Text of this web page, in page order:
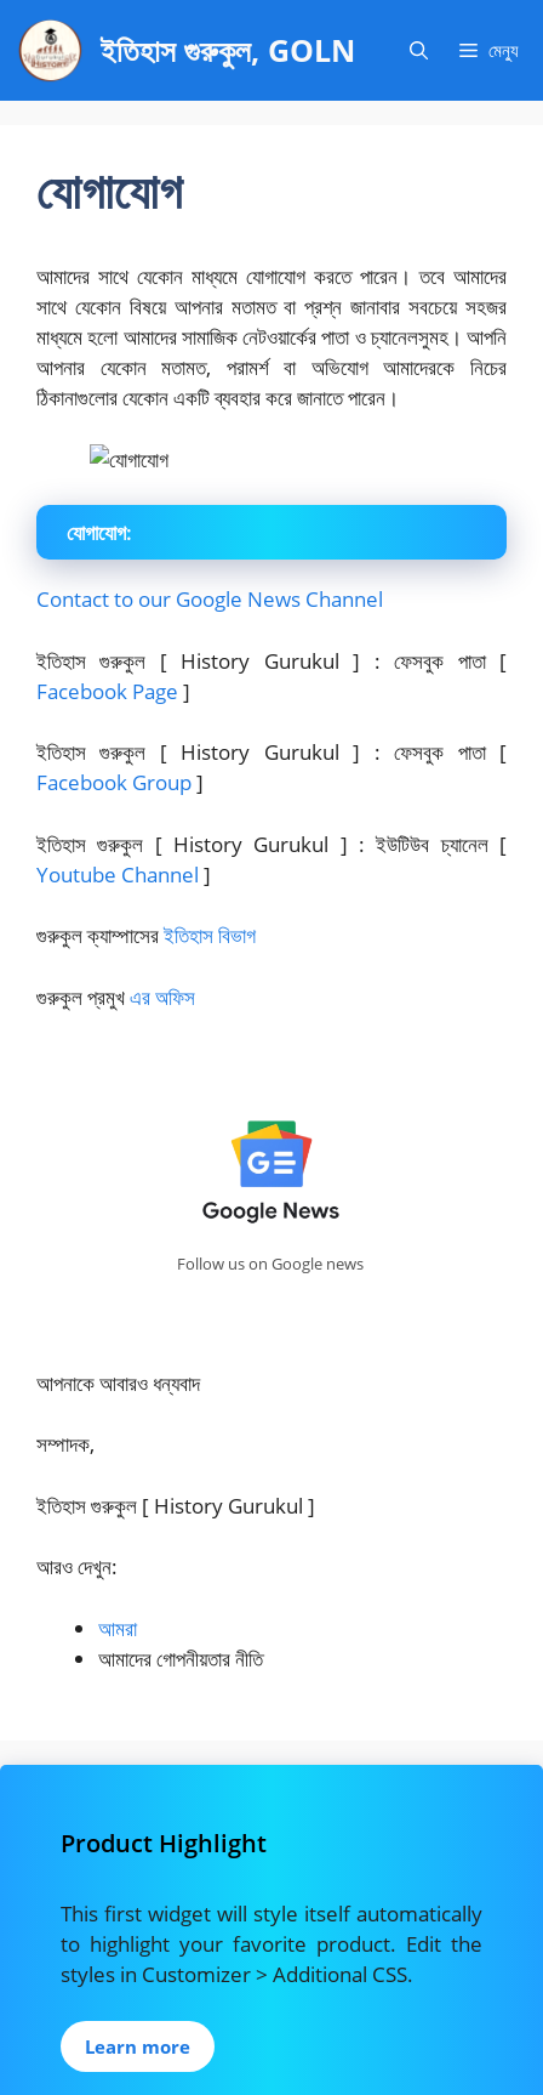
লেখায়
ইতিহাস গুরুকুল, GOLN মেন্যু
যোগাযোগ
আমাদের সাথে যেকোন মাধ্যমে যোগাযোগ করতে পারেন। তবে আমাদের
সাথে যেকোন বিষয়ে আপনার মতামত বা প্রশ্ন জানাবার সবচেয়ে সহজর
মাধ্যমে হলো আমাদের সামাজিক নেটওয়ার্কের পাতা ও চ্যানেলসুমহ। আপনি
আপনার যেকোন মতামত, পরামর্শ বা অভিযোগ আমাদেরকে নিচের
ঠিকানাগুলোর যেকোন একটি ব্যবহার করে জানাতে পারেন।
যোগাযোগ:
Contact to our Google News Channel
ইতিহাস গুরুকুল [ History Gurukul ] : ফেসবুক পাতা [
Facebook Page ]
ইতিহাস গুরুকুল [ History Gurukul ] : ফেসবুক পাতা [
Facebook Group]
ইতিহাস গুরুকুল [ History Gurukul ] : ইউটিউব চ্যানেল [
Youtube Channel ]
গুরুকুল ক্যাম্পাসেরইতিহাস বিভাগ
গুরুকুল প্রমুখএর অফিস
Follow us on Google news
আপনাকে আবারও ধন্যবাদ
সম্পাদক,
ইতিহাস গুরুকুল [ History Gurukul ]
আরও দেখুন:
আমরা
আমাদের গোপনীয়তার নীতি
Product Highlight
This first widget will style itself automatically
to highlight your favorite product. Edit the
styles in Customizer > Additional CSS.
Learn more